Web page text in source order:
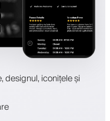
designul, iconițele și